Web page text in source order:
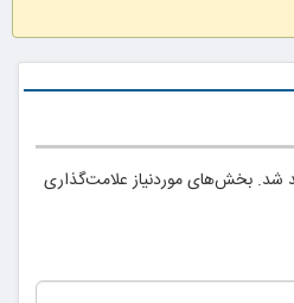
ببین چیشد
شد. بخش‌های موردنیاز علامت‌گذاری